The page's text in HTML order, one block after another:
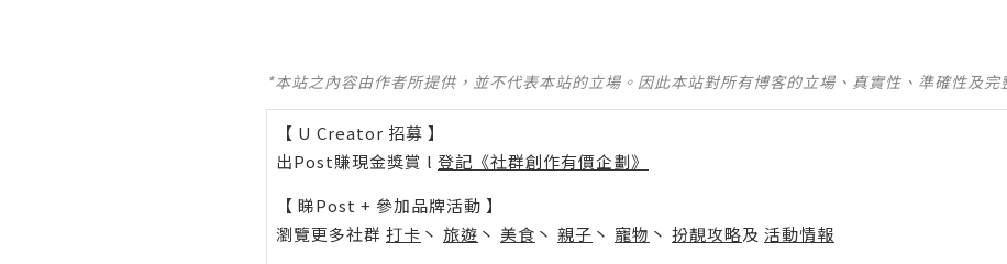
*本站之內容由作者所提供，並不代表本站的立場。因此本站對所有博客的立場、真實性、準確性及完
【 U Creator 招募 】
出Post賺現金獎賞 l 登記《社群創作有價企劃》
【 睇Post + 參加品牌活動 】
瀏覽更多社群 打卡 丶 旅遊 丶 美食 丶 親子 丶 寵物 丶 扮靚攻略及 活動情報